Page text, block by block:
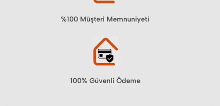
%100 Müşteri Memnuniyeti
100% Güvenli Ödeme